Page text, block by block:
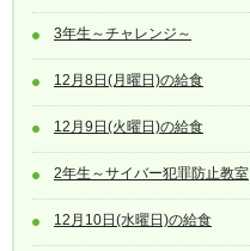
3年生～チャレンジ～
12月8日(月曜日)の給食
12月9日(火曜日)の給食
2年生～サイバー犯罪防止教室
12月10日(水曜日)の給食